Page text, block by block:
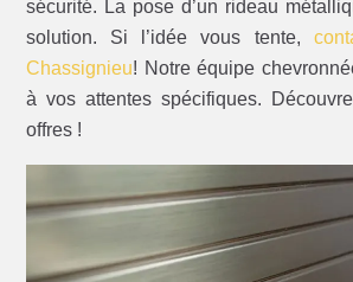
sécurité. La pose d’un rideau
solution. Si l’idée vous tente,
Chassignieu! Notre équipe
à vos attentes spécifiques.
offres !